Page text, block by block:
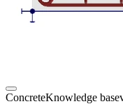
ConcreteKnowledge base